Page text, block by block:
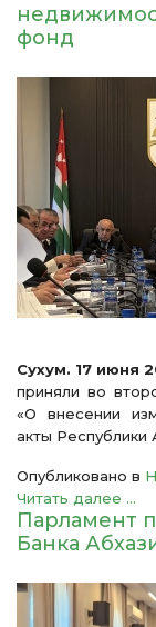
фонд
Сухум. 17 июня
приняли во
«О внесении
акты Республики
Опубликовано в
Читать далее ...
Парламент
Банка